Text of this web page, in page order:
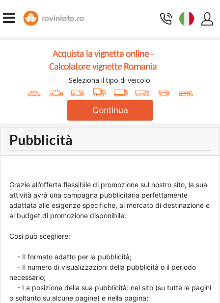
Acquista la vignetta online -
Calcolatore vignette Romania
Seleziona il tipo di veicolo:
Continua
Pubblicità
Grazie all’offerta flessibile di promozione sul nostro sito, la sua
attività avrà una campagna pubblicitaria perfettamente
adattata alle esigenze specifiche, al mercato di destinazione e
al budget di promozione disponibile.
Così può scegliere:
- Il formato adatto per la pubblicità;
- Il numero di visualizzazioni della pubblicità o il periodo
necessario;
- La posizione della sua pubblicità: nel sito (su tutte le pagini
o soltanto su alcune pagine) e nella pagina;